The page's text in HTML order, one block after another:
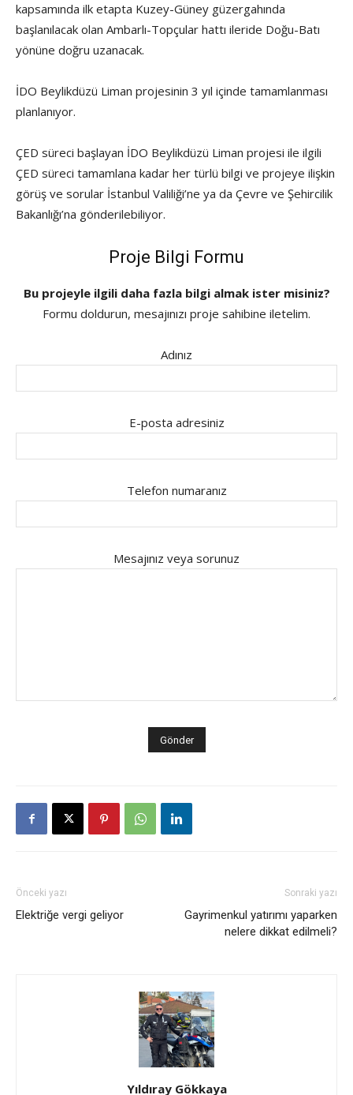
kapsamında ilk etapta Kuzey-Güney güzergahında
başlanılacak olan Ambarlı-Topçular hattı ileride Doğu-Batı
yönüne doğru uzanacak.
İDO Beylikdüzü Liman projesinin 3 yıl içinde tamamlanması
planlanıyor.
ÇED süreci başlayan İDO Beylikdüzü Liman projesi ile ilgili
ÇED süreci tamamlana kadar her türlü bilgi ve projeye ilişkin
görüş ve sorular İstanbul Valiliği’ne ya da Çevre ve Şehircilik
Bakanlığı’na gönderilebiliyor.
Proje Bilgi Formu
Bu projeyle ilgili daha fazla bilgi almak ister misiniz?
Formu doldurun, mesajınızı proje sahibine iletelim.
Adınız
E-posta adresiniz
Telefon numaranız
Mesajınız veya sorunuz
Önceki yazı
Elektriğe vergi geliyor
Sonraki yazı
Gayrimenkul yatırımı yaparken
nelere dikkat edilmeli?
Yıldıray Gökkaya